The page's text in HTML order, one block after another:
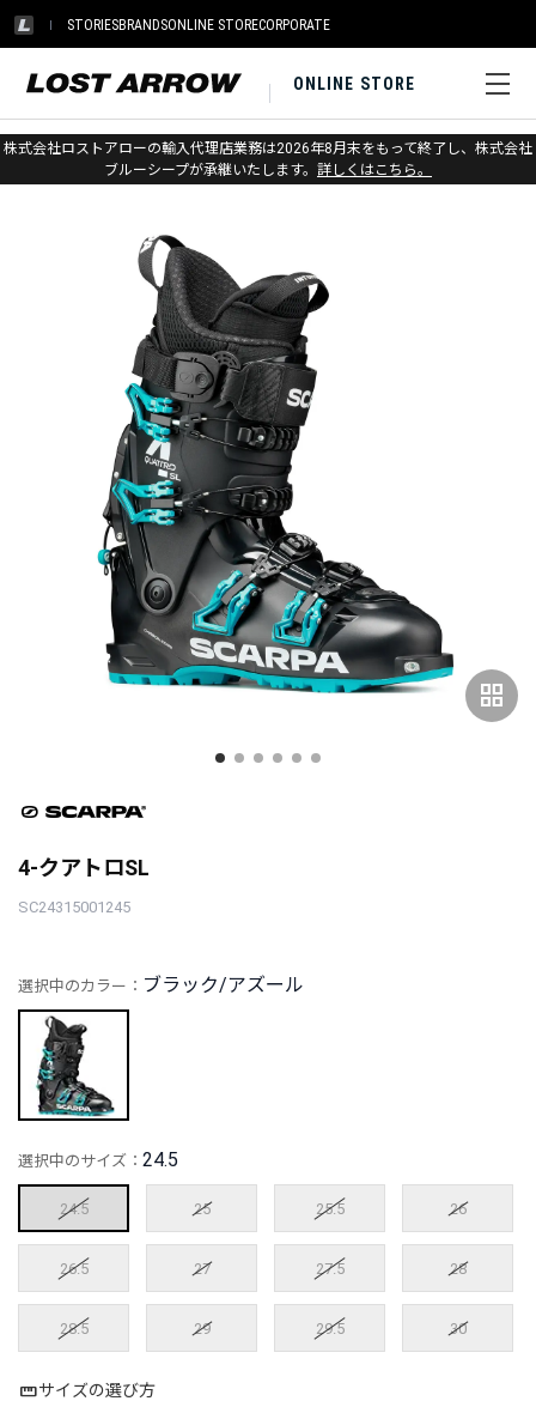
STORIESBRANDSONLINE STORECORPORATE
ONLINE STORE
株式会社ロストアローの輸入代理店業務は2026年8月末をもって終了し、株式会社
ブルーシープが承継いたします。 詳しくはこちら。
ホーム > スカルパ > スキー > アルパインツーリング
grid_view
4-クアトロSL
SC24315001245
選択中のカラー： ブラック/アズール
選択中のサイズ： 24.5
24.5 25 25.5 26
26.5 27 27.5 28
28.5 29 29.5 30
サイズの選び方